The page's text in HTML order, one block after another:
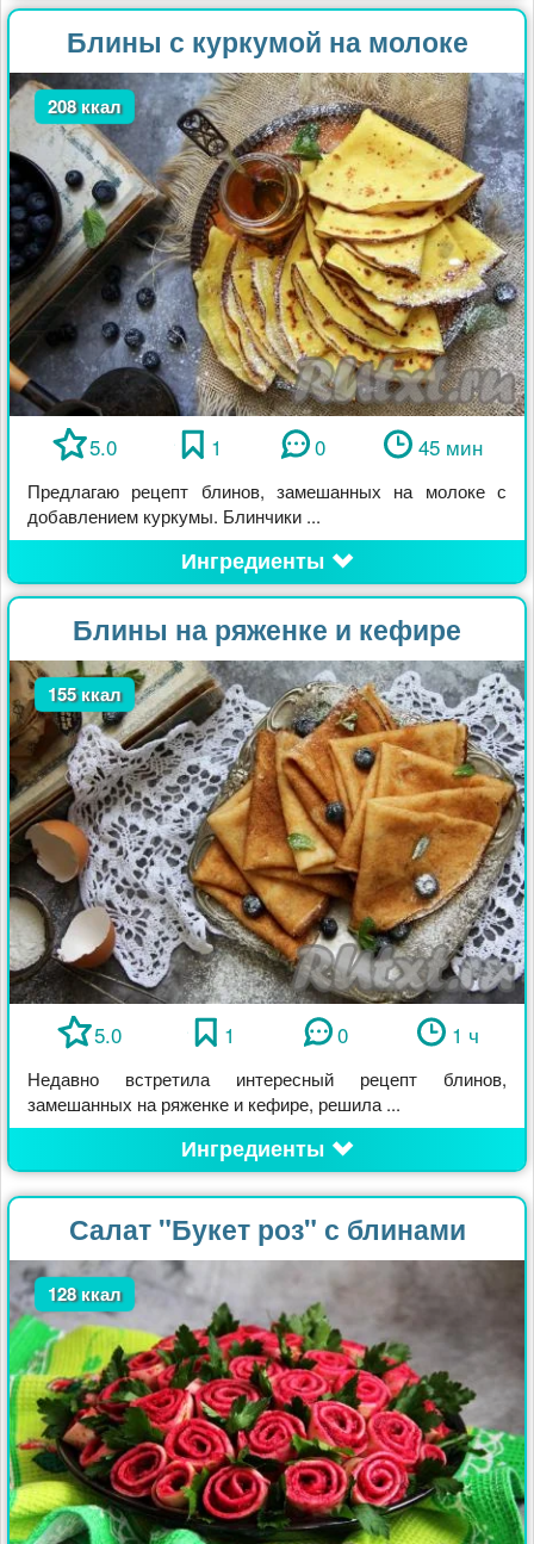
Блины с куркумой на молоке
208 ккал
5.0 1 0 45 мин
Предлагаю рецепт блинов, замешанных на молоке с
добавлением куркумы. Блинчики ...
Ингредиенты
Блины на ряженке и кефире
155 ккал
5.0 1 0 1 ч
Недавно встретила интересный рецепт блинов,
замешанных на ряженке и кефире, решила ...
Ингредиенты
Салат "Букет роз" с блинами
128 ккал